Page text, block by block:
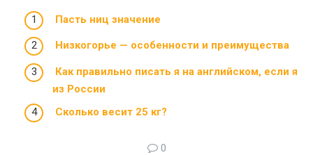
Пасть ниц значение
Низкогорье — особенности и преимущества
Как правильно писать я на английском, если я
из России
Сколько весит 25 кг?
0